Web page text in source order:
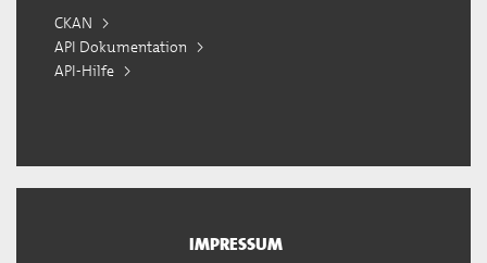
CKAN
API Dokumentation
API-Hilfe
IMPRESSUM